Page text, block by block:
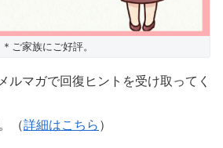
＊ご家族にご好評。
ルマガで回復ヒントを受け取ってく
（詳細はこちら ）